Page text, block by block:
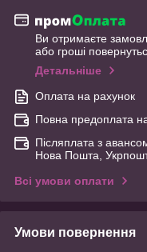
Ви отримаєте
або гроші
Детальніше
Оплата на рахунок
Повна предоплата
Післяплата з
Нова Пошта,
Всі умови оплати
Умови повернення